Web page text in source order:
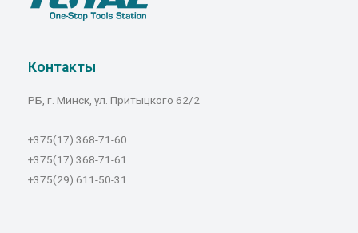
Контакты
РБ, г. Минск, ул. Притыцкого 62/2
+375(17) 368-71-60
+375(17) 368-71-61
+375(29) 611-50-31